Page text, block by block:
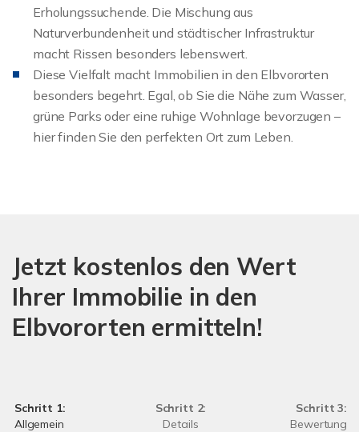
Erholungssuchende. Die Mischung aus
Naturverbundenheit und städtischer Infrastruktur
macht Rissen besonders lebenswert.
Diese Vielfalt macht Immobilien in den Elbvororten
besonders begehrt. Egal, ob Sie die Nähe zum Wasser,
grüne Parks oder eine ruhige Wohnlage bevorzugen –
hier finden Sie den perfekten Ort zum Leben.
Jetzt kostenlos den Wert
Ihrer Immobilie in den
Elbvororten ermitteln!
Schritt 1:
Allgemein
Schritt 2:
Details
Schritt 3:
Bewertung